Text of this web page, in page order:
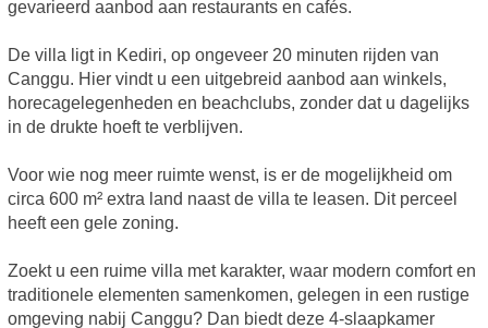
gevarieerd aanbod aan restaurants en cafés.
De villa ligt in Kediri, op ongeveer 20 minuten rijden van
Canggu. Hier vindt u een uitgebreid aanbod aan winkels,
horecagelegenheden en beachclubs, zonder dat u dagelijks
in de drukte hoeft te verblijven.
Voor wie nog meer ruimte wenst, is er de mogelijkheid om
circa 600 m² extra land naast de villa te leasen. Dit perceel
heeft een gele zoning.
Zoekt u een ruime villa met karakter, waar modern comfort en
traditionele elementen samenkomen, gelegen in een rustige
omgeving nabij Canggu? Dan biedt deze 4-slaapkamer